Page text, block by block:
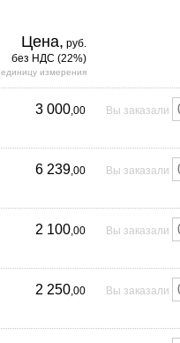
Цена, руб.
без НДС (22%)
единицу измерения
3 000,00 Вы заказали
6 239,00 Вы заказали
2 100,00 Вы заказали
2 250,00 Вы заказали